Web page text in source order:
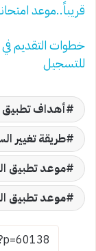
قريباً..موعد
للتسجيل
أهداف تطبيق
طريقة تغيير
موعد تطبيق
موعد تطبيق